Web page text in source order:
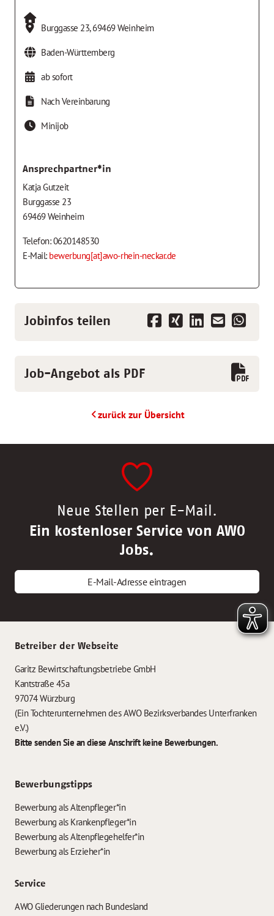
Burggasse 23,69469Weinheim
Baden-Württemberg
ab sofort
Nach Vereinbarung
Minijob
Ansprechpartner*in
Katja Gutzeit
Burggasse 23
69469 Weinheim
Telefon: 0620148530
E-Mail: bewerbung[at]awo-rhein-neckar.de
Jobinfos teilen
Job-Angebot als PDF
zurück zur Übersicht
Neue Stellen per E-Mail.
Ein kostenloser Service von AWO
Jobs.
E-Mail-Adresse eintragen
Betreiber der Webseite
Garitz Bewirtschaftungsbetriebe GmbH
Kantstraße 45a
97074 Würzburg
(Ein Tochterunternehmen des AWO Bezirksverbandes Unterfranken
e.V.)
Bitte senden Sie an diese Anschrift keine Bewerbungen.
Bewerbungstipps
Bewerbung als Altenpfleger*in
Bewerbung als Krankenpfleger*in
Bewerbung als Altenpflegehelfer*in
Bewerbung als Erzieher*in
Service
AWO Gliederungen nach Bundesland